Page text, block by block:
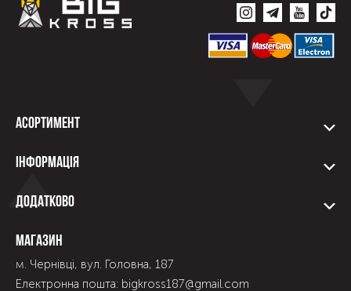
Асортимент
Інформація
Додатково
Магазин
м. Чернівці, вул. Головна, 187
Електронна пошта: bigkross187@gmail.com